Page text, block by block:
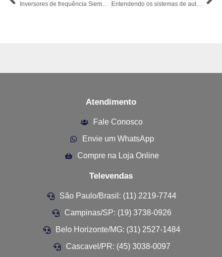
Inversores de frequência Siemens: Comparando a série SINAMICS G120, G120C e V20 Entendendo os sistemas de automação S7-1200 e S7-1500: Qual é o melhor para você?
Atendimento
Fale Conosco
Envie um WhatsApp
Compre na Loja Online
Televendas
São Paulo/Brasil: (11) 2219-7744
Campinas/SP: (19) 3738-0926
Belo Horizonte/MG: (31) 2527-1484
Cascavel/PR: (45) 3038-0097